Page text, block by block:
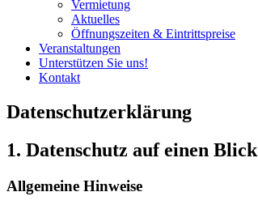
Vermietung
Aktuelles
Öffnungszeiten & Eintrittspreise
Veranstaltungen
Unterstützen Sie uns!
Kontakt
Datenschutzerklärung
1. Datenschutz auf einen Blick
Allgemeine Hinweise